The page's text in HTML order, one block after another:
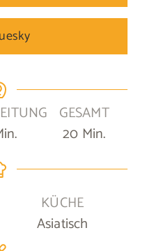
GESAMT
20Minuten
Min.
KÜCHE
Asiatisch